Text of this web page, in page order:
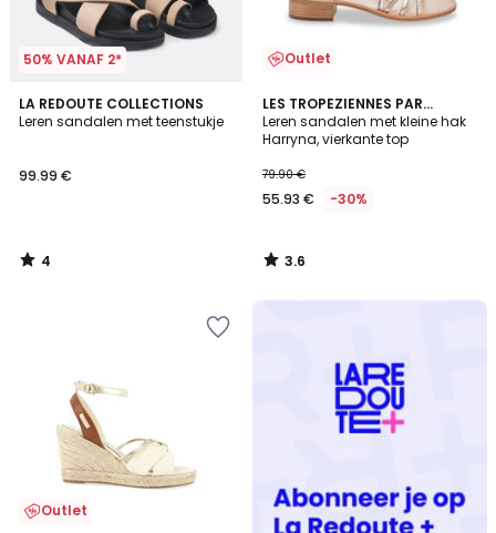
50% VANAF 2*
LA REDOUTE COLLECTIONS
Leren sandalen met teenstukje
99.99 €
4
/
4
/
Outlet
LES TROPEZIENNES PAR
M.BELARBI
Leren sandalen met kleine hak
Harryna, vierkante top
79.90 €
55.93 € -30%
3.6
/ 5
3.6
/
Outlet